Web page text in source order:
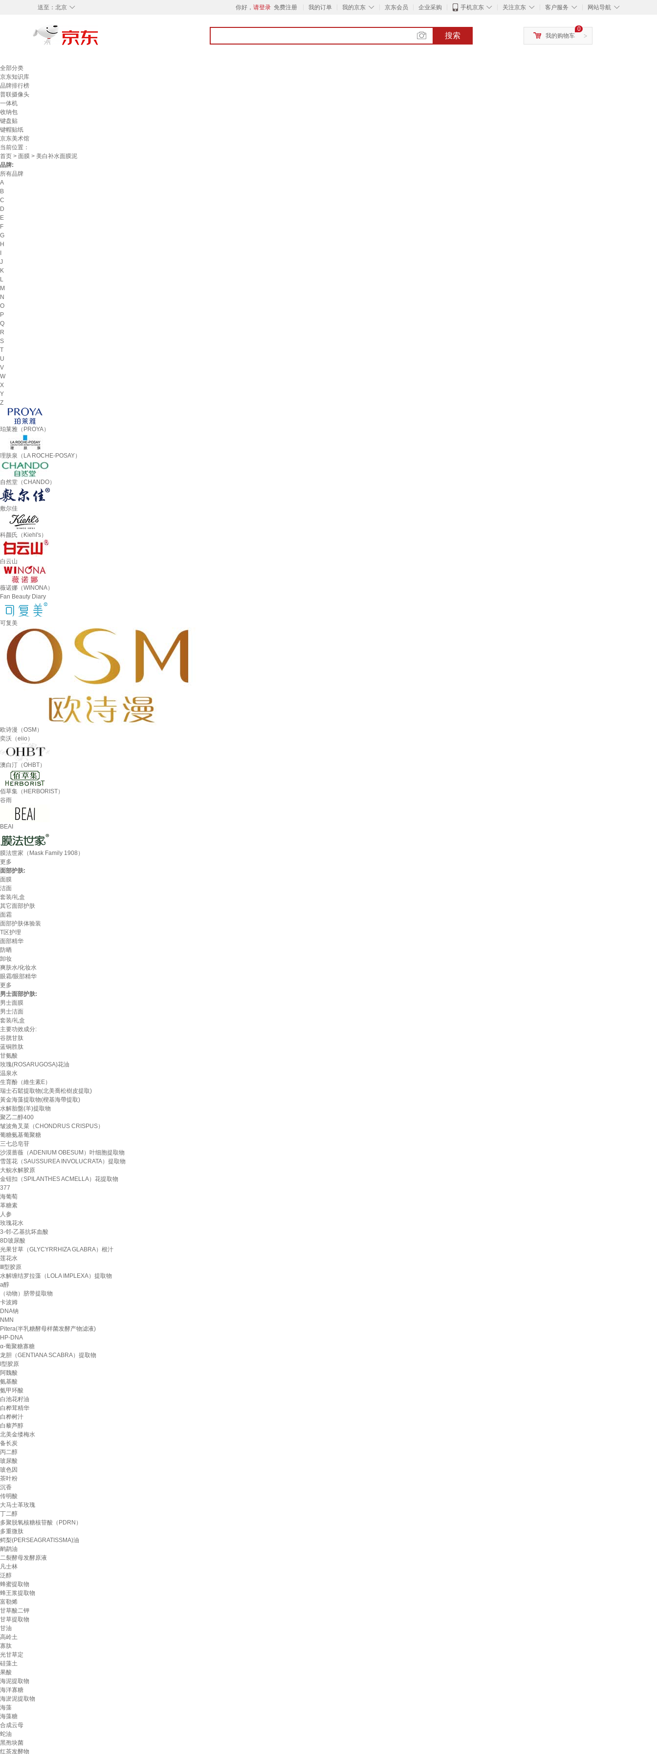
◇
送至： 北京 你好， 请登录 免费注册 我的订单 ◇
我的京东 京东会员 企业采购 ◇
手机京东 ◇
关注京东 ◇
客户服务 ◇
网站导航
搜索 >
0
我的购物车
全部分类
京东知识库
品牌排行榜
普联摄像头
一体机
收纳包
键盘贴
键帽贴纸
京东美术馆
当前位置：
首页 > 面膜 > 美白补水面膜泥
品牌:
所有品牌
A
B
C
D
E
F
G
H
J
K
L
M
N
O
P
Q
R
S
T
U
V
W
X
Y
Z
珀莱雅（PROYA）
理肤泉（LA ROCHE-POSAY）
自然堂（CHANDO）
敷尔佳
科颜氏（Kiehl's）
白云山
薇诺娜（WINONA）
Fan Beauty Diary
可复美
欧诗漫（OSM）
奕沃（eiio）
澳白汀（OHBT）
佰草集（HERBORIST）
谷雨
BEAI
膜法世家（Mask Family 1908）
更多
面部护肤:
面膜
洁面
套装/礼盒
其它面部护肤
面霜
面部护肤体验装
T区护理
面部精华
防晒
卸妆
爽肤水/化妆水
眼霜/眼部精华
更多
男士面部护肤:
男士面膜
男士洁面
套装/礼盒
主要功效成分:
谷胱甘肽
蓝铜胜肽
甘氨酸
玫瑰(ROSARUGOSA)花油
温泉水
生育酚（維生素E）
瑞士石鬆提取物(北美喬松樹皮提取)
黃金海藻提取物(楔基海帶提取)
水解胎盤(羊)提取物
聚乙二醇400
皱波角叉菜（CHONDRUS CRISPUS）
葡糖氨基葡聚糖
三七总皂苷
沙漠蔷薇（ADENIUM OBESUM）叶细胞提取物
雪莲花（SAUSSUREA INVOLUCRATA）提取物
大鲵水解胶原
金钮扣（SPILANTHES ACMELLA）花提取物
377
海葡萄
革糖素
人参
玫瑰花水
3-邻-乙基抗坏血酸
8D玻尿酸
光果甘草（GLYCYRRHIZA GLABRA）根汁
莲花水
Ⅲ型胶原
水解缠结罗拉藻（LOLA IMPLEXA）提取物
a醇
（动物）脐带提取物
卡波姆
DNA钠
NMN
Pitera(半乳糖酵母样菌发酵产物滤液)
HP-DNA
α-葡聚糖寡糖
龙胆（GENTIANA SCABRA）提取物
Ι型胶原
阿魏酸
氨基酸
氨甲环酸
白池花籽油
白桦茸精华
白桦树汁
白藜芦醇
北美金缕梅水
备长炭
丙二醇
玻尿酸
玻色因
茶叶粉
沉香
传明酸
大马士革玫瑰
丁二醇
多聚脱氧核糖核苷酸（PDRN）
多重微肽
鳄梨(PERSEAGRATISSMA)油
鸸鹋油
二裂酵母发酵原液
凡士林
泛醇
蜂蜜提取物
蜂王浆提取物
富勒烯
甘草酸二钾
甘草提取物
甘油
高岭土
寡肽
光甘草定
硅藻土
果酸
海泥提取物
海洋寡糖
海淤泥提取物
海藻
海藻糖
合成云母
蛇油
黑孢块菌
红茶发酵物